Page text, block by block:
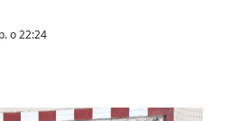
о 22:24